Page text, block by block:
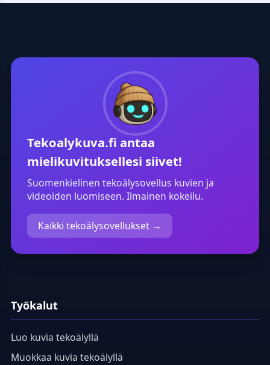
Tekoalykuva.fi antaa
mielikuvituksellesi siivet!
Suomenkielinen tekoälysovellus kuvien ja
videoiden luomiseen. Ilmainen kokeilu.
Kaikki tekoälysovellukset →
Työkalut
Luo kuvia tekoälyllä
Muokkaa kuvia tekoälyllä